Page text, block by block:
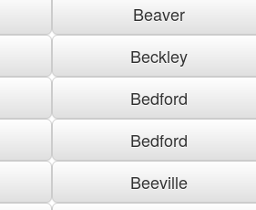
Beaver
Beckley
Bedford
Bedford
Beeville